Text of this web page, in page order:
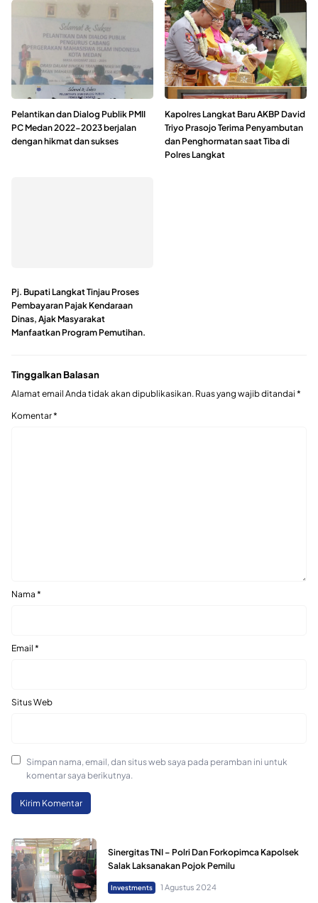
Pelantikan dan Dialog Publik PMII
PC Medan 2022-2023 berjalan
dengan hikmat dan sukses
Kapolres Langkat Baru AKBP David
Triyo Prasojo Terima Penyambutan
dan Penghormatan saat Tiba di
Polres Langkat
Pj. Bupati Langkat Tinjau Proses
Pembayaran Pajak Kendaraan
Dinas, Ajak Masyarakat
Manfaatkan Program Pemutihan.
Tinggalkan Balasan
Alamat email Anda tidak akan dipublikasikan. Ruas yang wajib ditandai *
Komentar*
Nama *
Email *
Situs Web
Simpan nama, email, dan situs web saya pada peramban ini untuk
komentar saya berikutnya.
Sinergitas TNI – Polri Dan Forkopimca Kapolsek
Salak Laksanakan Pojok Pemilu
Investments 1 Agustus 2024